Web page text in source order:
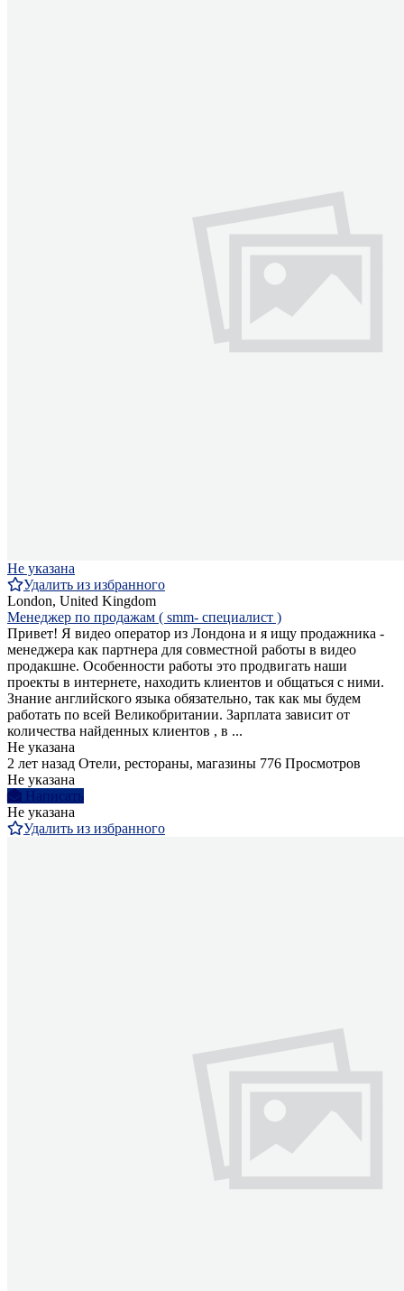
Не указана
Удалить из избранного
London, United Kingdom
Менеджер по продажам ( smm- специалист )
Привет! Я видео оператор из Лондона и я ищу продажника -
менеджера как партнера для совместной работы в видео
продакшне. Особенности работы это продвигать наши
проекты в интернете, находить клиентов и общаться с ними.
Знание английского языка обязательно, так как мы будем
работать по всей Великобритании. Зарплата зависит от
количества найденных клиентов , в ...
Не указана
2 лет назад Отели, рестораны, магазины 776 Просмотров
Не указана
Написать
Не указана
Удалить из избранного